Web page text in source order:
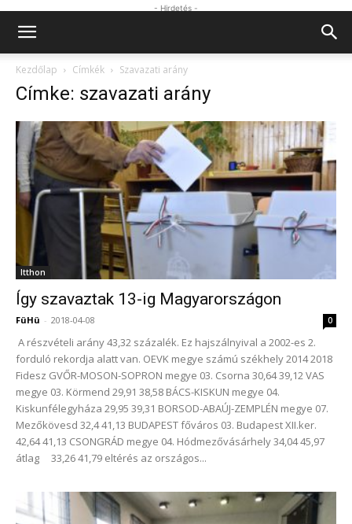
- Hirdetés -
Kezdőlap Címkék Szavazati arány
Címke: szavazati arány
Itthon
Így szavaztak 13-ig Magyarországon
FüHü - 2018-04-08 0
A részvételi arány 43,32 százalék. Ez hajszálnyival a 2002-es 2.
forduló rekordja alatt van. OEVK megye számú székhely 2014 2018
Fidesz GVŐR-MOSON-SOPRON megye 03. Csorna 30,64 39,12 VAS
megye 03. Körmend 29,91 38,58 BÁCS-KISKUN megye 04.
Kiskunfélegyháza 29,95 39,31 BORSOD-ABAÚJ-ZEMPLÉN megye 07.
Mezőkövesd 32,4 41,13 BUDAPEST főváros 03. Budapest XII.ker.
42,64 41,13 CSONGRÁD megye 04. Hódmezővásárhely 34,04 45,97
átlag 33,26 41,79 eltérés az országos...